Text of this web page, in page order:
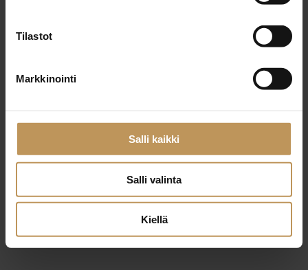
Tilastot
Markkinointi
Salli kaikki
Salli valinta
Kiellä